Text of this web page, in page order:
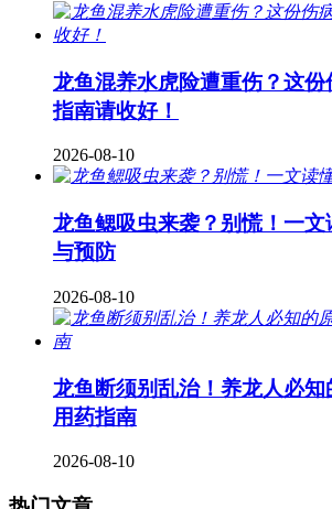
龙鱼混养水虎险遭重伤？这份
指南请收好！
2026-08-10
龙鱼鳃吸虫来袭？别慌！一
与预防
2026-08-10
龙鱼断须别乱治！养龙人必
用药指南
2026-08-10